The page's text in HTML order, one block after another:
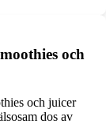
och
och juicer
dos av